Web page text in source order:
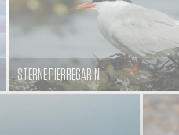
STERNE PIERREGARIN